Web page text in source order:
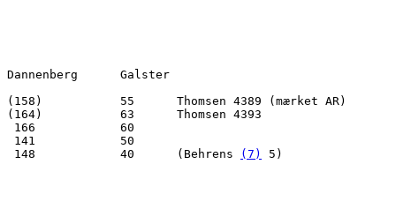
Dannenberg 	Galster
(158) 		55	Thomsen 4389 (mærket AR)
(164) 		63	Thomsen 4393
166  		60
141  		50
148  		40	(Behrens
(7)